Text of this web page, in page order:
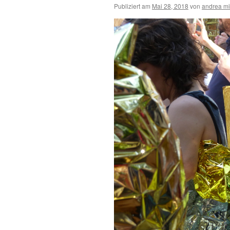
Publiziert am Mai 28, 2018 von andrea